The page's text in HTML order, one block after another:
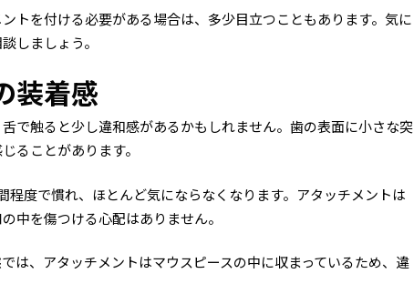
トを付ける必要がある場合は、多少目立つこともあります。気に
しましょう。
装着感
で触ると少し違和感があるかもしれません。歯の表面に小さな突
ることがあります。
程度で慣れ、ほとんど気にならなくなります。アタッチメントは
中を傷つける心配はありません。
は、アタッチメントはマウスピースの中に収まっているため、違